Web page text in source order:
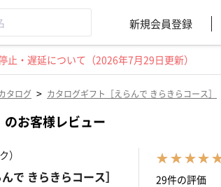
新規会員登録
止・遅延について（2026年7月29日更新）
タログ > カタログギフト［えらんで きらきらコース］
お客様レビュー
）
で きらきらコース］
29件の評価